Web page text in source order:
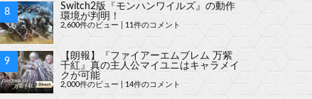
Switch2版『モンハンワイルズ』の動作
環境が判明！
2,600件のビュー 11件のコメント
【朗報】『ファイアーエムブレム 万紫
千紅』真の主人公マイユニはキャラメイ
クが可能
2,000件のビュー| 14件のコメント